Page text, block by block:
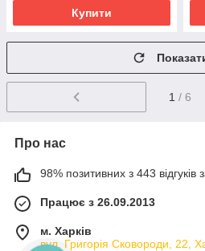
Купити
1 / 6
Про нас
98% позитивних з 443 відгуків
Працює з 26.09.2013
м. Харків
вул. Григорія Сковороди, 22,